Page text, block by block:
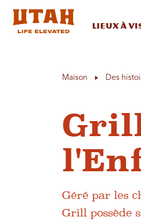
Lieux à
Maison Des
Géré par les
Grill possède